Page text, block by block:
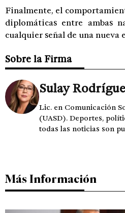
Finalmente, el
diplomáticas entre ambas
cualquier señal de una nueva
Sobre la Firma
Sulay
Lic. en Comunicación
(UASD). Deportes,
todas las noticias son
Más Información